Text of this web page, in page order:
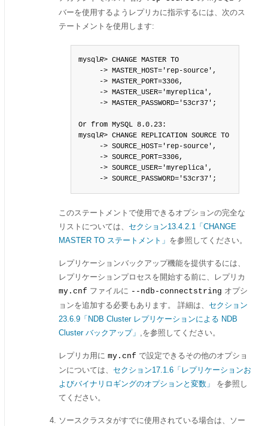
バーを使用するようレプリカに指示するには、次のス
テートメントを使用します:
mysqlR> CHANGE MASTER TO
     -> MASTER_HOST='rep-source',
     -> MASTER_PORT=3306,
     -> MASTER_USER='myreplica',
     -> MASTER_PASSWORD='53cr37';
Or from MySQL 8.0.23:
mysqlR> CHANGE REPLICATION SOURCE TO
     -> SOURCE_HOST='rep-source',
     -> SOURCE_PORT=3306,
     -> SOURCE_USER='myreplica',
     -> SOURCE_PASSWORD='53cr37';
このステートメントで使用できるオプションの完全な
リストについては、 セクション13.4.2.1「CHANGE
MASTER TO ステートメント」 を参照してください。
レプリケーションバックアップ機能を提供するには、
レプリケーションプロセスを開始する前に、レプリカ
my.cnf ファイルに --ndb-connectstring オプシ
ョンを追加する必要もあります。 詳細は、 セクション
23.6.9「NDB Cluster レプリケーションによる NDB
Cluster バックアップ」 ,を参照してください。
レプリカ用に my.cnf で設定できるその他のオプショ
ンについては、 セクション17.1.6「レプリケーションお
よびバイナリロギングのオプションと変数」
を参照し
てください。
ソースクラスタがすでに使用されている場合は、ソー